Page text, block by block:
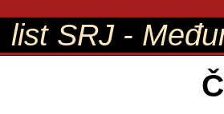
list SRJ -